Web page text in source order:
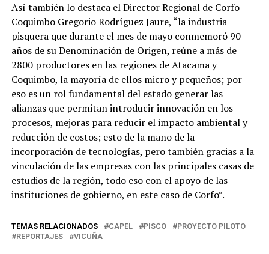
Así también lo destaca el Director Regional de Corfo
Coquimbo Gregorio Rodríguez Jaure, “la industria
pisquera que durante el mes de mayo conmemoró 90
años de su Denominación de Origen, reúne a más de
2800 productores en las regiones de Atacama y
Coquimbo, la mayoría de ellos micro y pequeños; por
eso es un rol fundamental del estado generar las
alianzas que permitan introducir innovación en los
procesos, mejoras para reducir el impacto ambiental y
reducción de costos; esto de la mano de la
incorporación de tecnologías, pero también gracias a la
vinculación de las empresas con las principales casas de
estudios de la región, todo eso con el apoyo de las
instituciones de gobierno, en este caso de Corfo”.
TEMAS RELACIONADOS CAPEL PISCO
PROYECTO PILOTO
REPORTAJES
VICUÑA